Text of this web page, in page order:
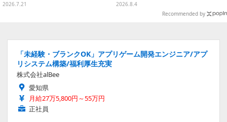
ハチワレ、セイレーンなど全5種
2026.7.21
ズ展開！ビッグサイズの「筋斗
雲」エアぐるみも
2026.8.4
Recommended by
「未経験・ブランクOK」アプリゲーム開発エンジニア/アプ
リシステム構築/福利厚生充実
株式会社alBee
愛知県
月給27万5,800円～55万円
正社員